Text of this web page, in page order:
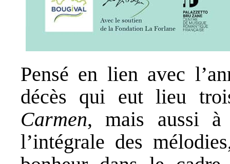
Pensé en lien avec
décès qui eut lieu
Carmen, mais aussi à
l’intégrale des